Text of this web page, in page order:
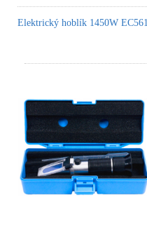
Elektrický hoblík 1450W EC561